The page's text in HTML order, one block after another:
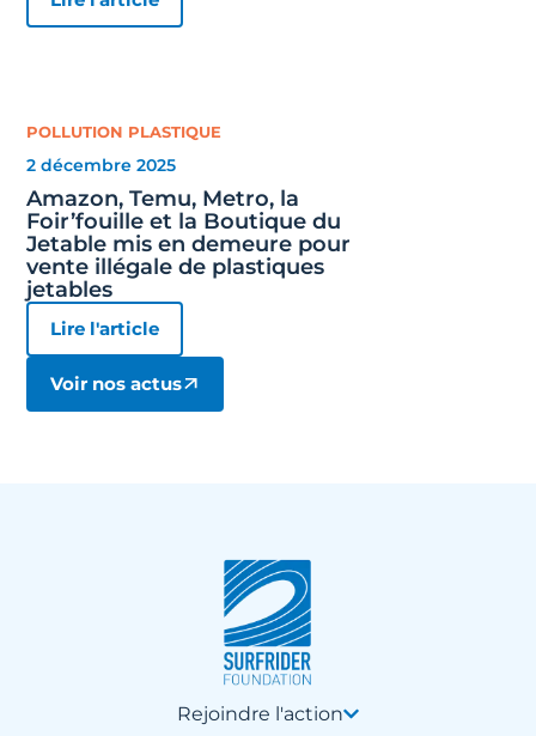
POLLUTION PLASTIQUE
2 décembre 2025
Amazon, Temu, Metro, la
Foir’fouille et la Boutique du
Jetable mis en demeure pour
vente illégale de plastiques
jetables
Lire l'article
Voir nos actus
Rejoindre l'action